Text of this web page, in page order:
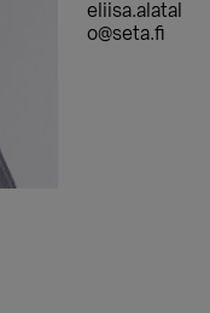
eliisa.alatal
o@seta.fi